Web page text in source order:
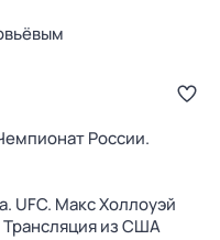
России.
UFC. Макс Холлоуэй
из США